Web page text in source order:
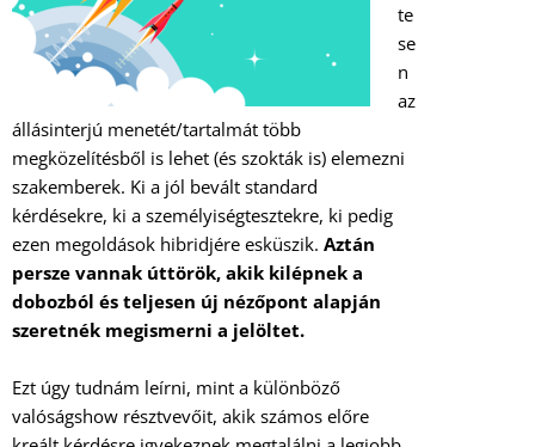
te
se
n
az
állásinterjú menetét/tartalmát több
megközelítésből is lehet (és szokták is) elemezni
szakemberek. Ki a jól bevált standard
kérdésekre, ki a személyiségtesztekre, ki pedig
ezen megoldások hibridjére esküszik. Aztán
persze vannak úttörök, akik kilépnek a
dobozból és teljesen új nézőpont alapján
szeretnék megismerni a jelöltet.
Ezt úgy tudnám leírni, mint a különböző
valóságshow résztvevőit, akik számos előre